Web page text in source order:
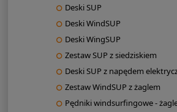
Deski SUP
Deski WindSUP
Deski WingSUP
Zestaw SUP z siedziskiem
Deski SUP z napędem
Zestaw WindSUP z żaglem
Pędniki windsurfingowe -